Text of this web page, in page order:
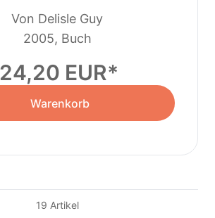
Von Delisle Guy
2005, Buch
24,20 EUR
Warenkorb
19 Artikel